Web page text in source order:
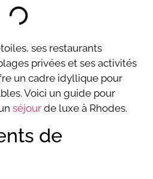
ses restaurants
privées et ses activités
un cadre idyllique pour
Voici un guide pour
séjour de luxe à Rhodes.
de